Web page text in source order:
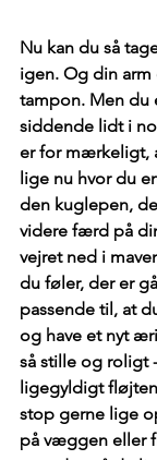
Nu kan du så
igen. Og din
tampon. Men du
siddende lidt i
er for mærkeligt,
lige nu hvor du
den kuglepen,
videre færd på
vejret ned i
du føler, der er
passende til, at
og have et nyt
så stille og roligt
ligegyldigt
stop gerne lige
på væggen eller